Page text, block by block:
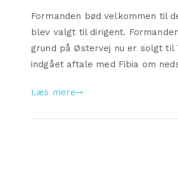
Formanden bød velkommen til
blev valgt til dirigent.
grund på Østervej nu er solgt til
indgået aftale med Fibia om
Læs mere